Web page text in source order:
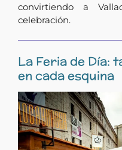
convirtiendo a
celebración.
La Feria de Día:
en cada esquina